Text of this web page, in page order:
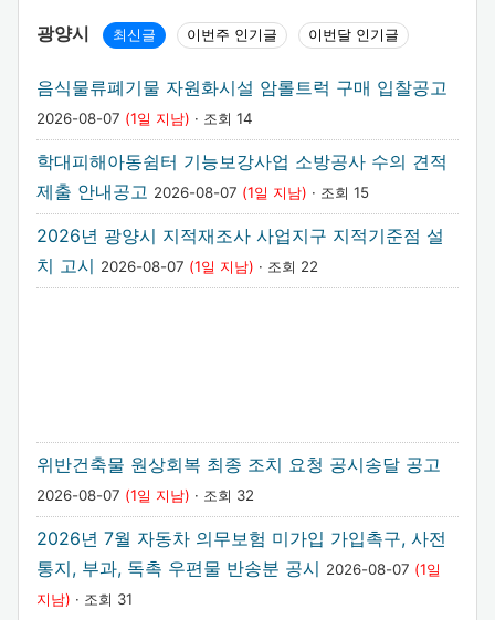
광양시 최신글 이번주 인기글 이번달 인기글
음식물류폐기물 자원화시설 암롤트럭 구매 입찰공고
2026-08-07 (1일 지남) · 조회 14
학대피해아동쉼터 기능보강사업 소방공사 수의 견적
제출 안내공고 2026-08-07 (1일 지남) · 조회 15
2026년 광양시 지적재조사 사업지구 지적기준점 설
치 고시 2026-08-07 (1일 지남) · 조회 22
위반건축물 원상회복 최종 조치 요청 공시송달 공고
2026-08-07 (1일 지남) · 조회 32
2026년 7월 자동차 의무보험 미가입 가입촉구, 사전
통지, 부과, 독촉 우편물 반송분 공시 2026-08-07 (1일
지남) · 조회 31